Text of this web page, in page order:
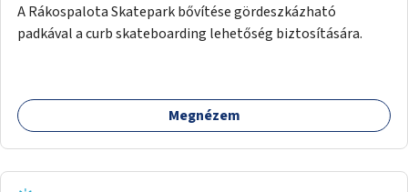
A Rákospalota Skatepark bővítése gördeszkázható
padkával a curb skateboarding lehetőség biztosítására.
Megnézem